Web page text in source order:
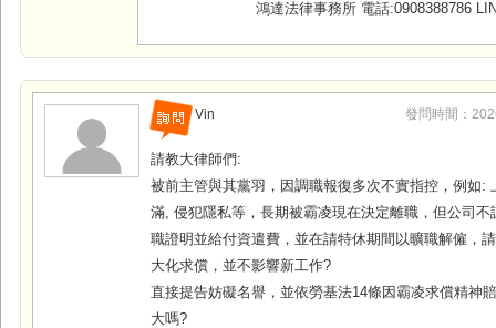
鴻達法律事務所 電話:0908388786
Vin 發問時間：
請教大律師們:
被前主管與其黨羽，因調職報復多次不實指控，例如:
滿, 侵犯隱私等，長期被霸凌現在決定離職，但公司不
職證明並給付資遣費，並在請特休期間以曠職解僱，
大化求償，並不影響新工作?
直接提告妨礙名譽，並依勞基法14條因霸凌求償精神
大嗎?